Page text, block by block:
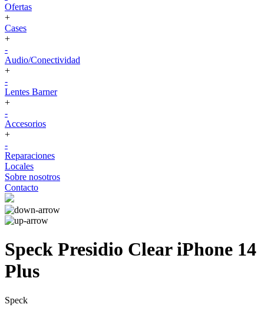
Ofertas
+
Cases
+
-
Audio/Conectividad
+
-
Lentes Barner
+
-
Accesorios
+
-
Reparaciones
Locales
Sobre nosotros
Contacto
Speck Presidio Clear iPhone 14
Plus
Speck